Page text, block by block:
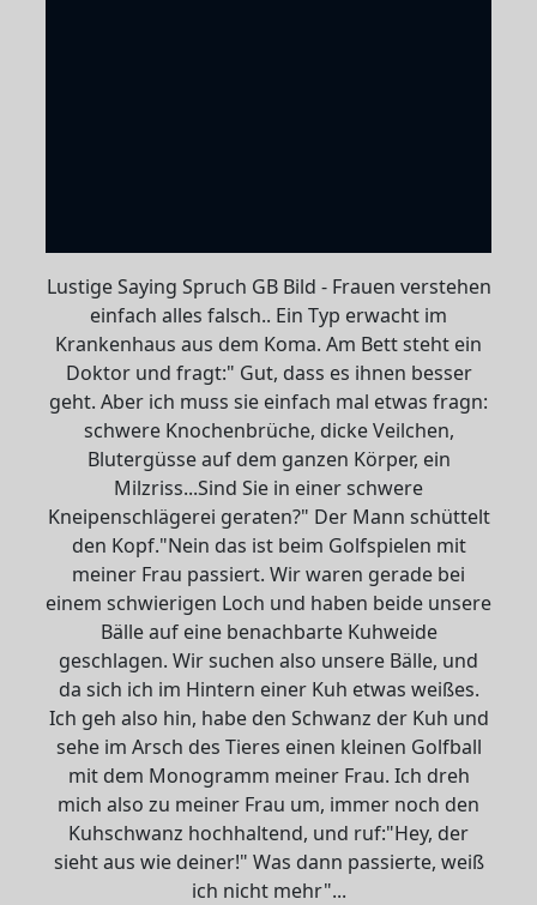
Lustige Saying Spruch GB Bild - Frauen verstehen
einfach alles falsch.. Ein Typ erwacht im
Krankenhaus aus dem Koma. Am Bett steht ein
Doktor und fragt:" Gut, dass es ihnen besser
geht. Aber ich muss sie einfach mal etwas fragn:
schwere Knochenbrüche, dicke Veilchen,
Blutergüsse auf dem ganzen Körper, ein
Milzriss...Sind Sie in einer schwere
Kneipenschlägerei geraten?" Der Mann schüttelt
den Kopf."Nein das ist beim Golfspielen mit
meiner Frau passiert. Wir waren gerade bei
einem schwierigen Loch und haben beide unsere
Bälle auf eine benachbarte Kuhweide
geschlagen. Wir suchen also unsere Bälle, und
da sich ich im Hintern einer Kuh etwas weißes.
Ich geh also hin, habe den Schwanz der Kuh und
sehe im Arsch des Tieres einen kleinen Golfball
mit dem Monogramm meiner Frau. Ich dreh
mich also zu meiner Frau um, immer noch den
Kuhschwanz hochhaltend, und ruf:"Hey, der
sieht aus wie deiner!" Was dann passierte, weiß
ich nicht mehr"...